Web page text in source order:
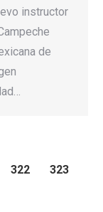
instructor
de
322
323